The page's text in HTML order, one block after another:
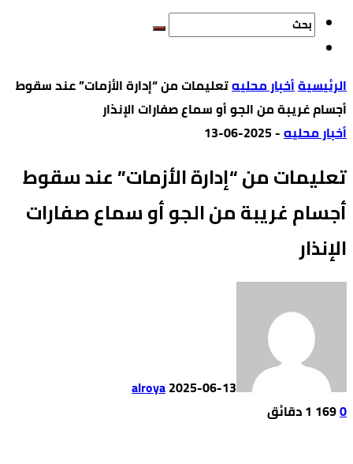
‫الرئيسية‬أخبار محليهتعليمات من “إدارة الأزمات” عند سقوط
أجسام غريبة من الجو أو سماع صفارات الإنذار
أخبار محليه-
2025-06-13
تعليمات من “إدارة الأزمات” عند سقوط
أجسام غريبة من الجو أو سماع صفارات
الإنذار
alroya2025-06-13
0
169 1 ‫دقائق‬